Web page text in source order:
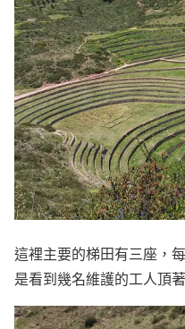
這裡主要的梯田有三座，
是看到幾名維護的工人頂